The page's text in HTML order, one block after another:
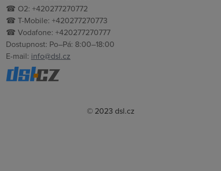
☎ O2: +420277270772
☎ T-Mobile: +420277270773
☎ Vodafone: +420277270777
Dostupnost: Po–Pá: 8:00–18:00
E-mail: info@dsl.cz
© 2023 dsl.cz